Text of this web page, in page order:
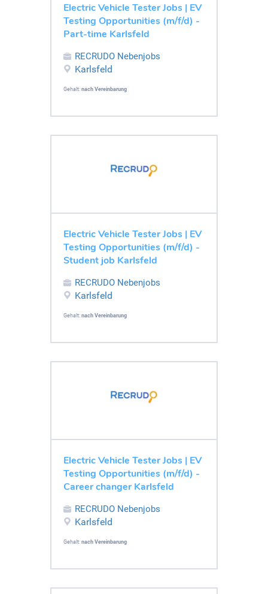
Electric Vehicle Tester Jobs | EV
Testing Opportunities (m/f/d) -
Part-time Karlsfeld
RECRUDO Nebenjobs
Karlsfeld
Gehalt: nach Vereinbarung
Electric Vehicle Tester Jobs | EV
Testing Opportunities (m/f/d) -
Student job Karlsfeld
RECRUDO Nebenjobs
Karlsfeld
Gehalt: nach Vereinbarung
Electric Vehicle Tester Jobs | EV
Testing Opportunities (m/f/d) -
Career changer Karlsfeld
RECRUDO Nebenjobs
Karlsfeld
Gehalt: nach Vereinbarung